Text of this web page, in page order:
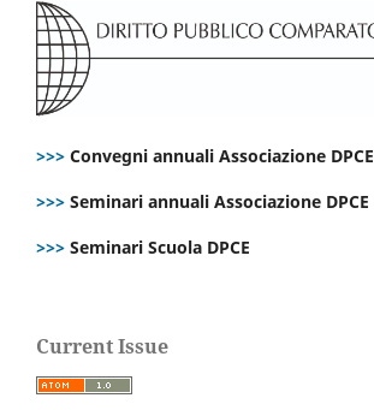
>>> Convegni annuali Associazione DPCE
>>> Seminari annuali Associazione DPCE
>>> Seminari Scuola DPCE
Current Issue